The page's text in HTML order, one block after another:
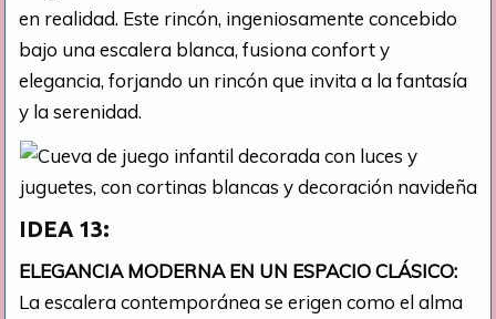
en realidad. Este rincón, ingeniosamente concebido
bajo una escalera blanca, fusiona confort y
elegancia, forjando un rincón que invita a la fantasía
y la serenidad.
IDEA 13:
ELEGANCIA MODERNA EN UN ESPACIO CLÁSICO:
La escalera contemporánea se erigen como el alma